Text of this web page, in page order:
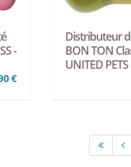
-
€
Distributeur
BON TON
UNITED PETS